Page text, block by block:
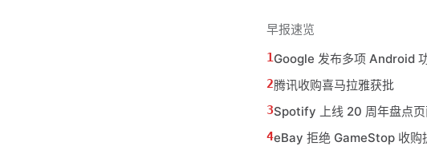
早报速览
Google 发布多项 Android
腾讯收购喜马拉雅获批
Spotify 上线 20 周年盘点
eBay 拒绝 GameStop 收购